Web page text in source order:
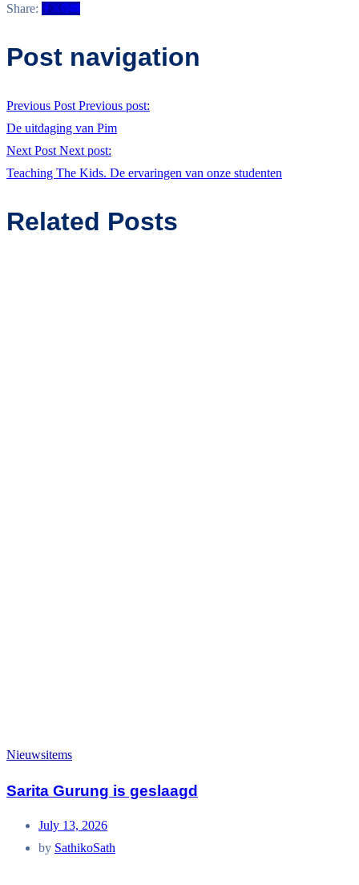
Share:
Post navigation
Previous Post Previous post:
De uitdaging van Pim
Next Post Next post:
Teaching The Kids. De ervaringen van onze studenten
Related Posts
Nieuwsitems
Sarita Gurung is geslaagd
July 13, 2026
by SathikoSath